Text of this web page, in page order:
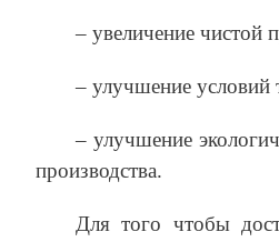
– увеличение чистой
– улучшение условий
– улучшение
производства.
Для того чтобы